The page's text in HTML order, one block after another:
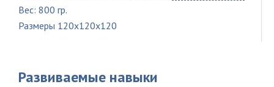
Вес: 800 гр.
Размеры 120x120x120
Развиваемые навыки